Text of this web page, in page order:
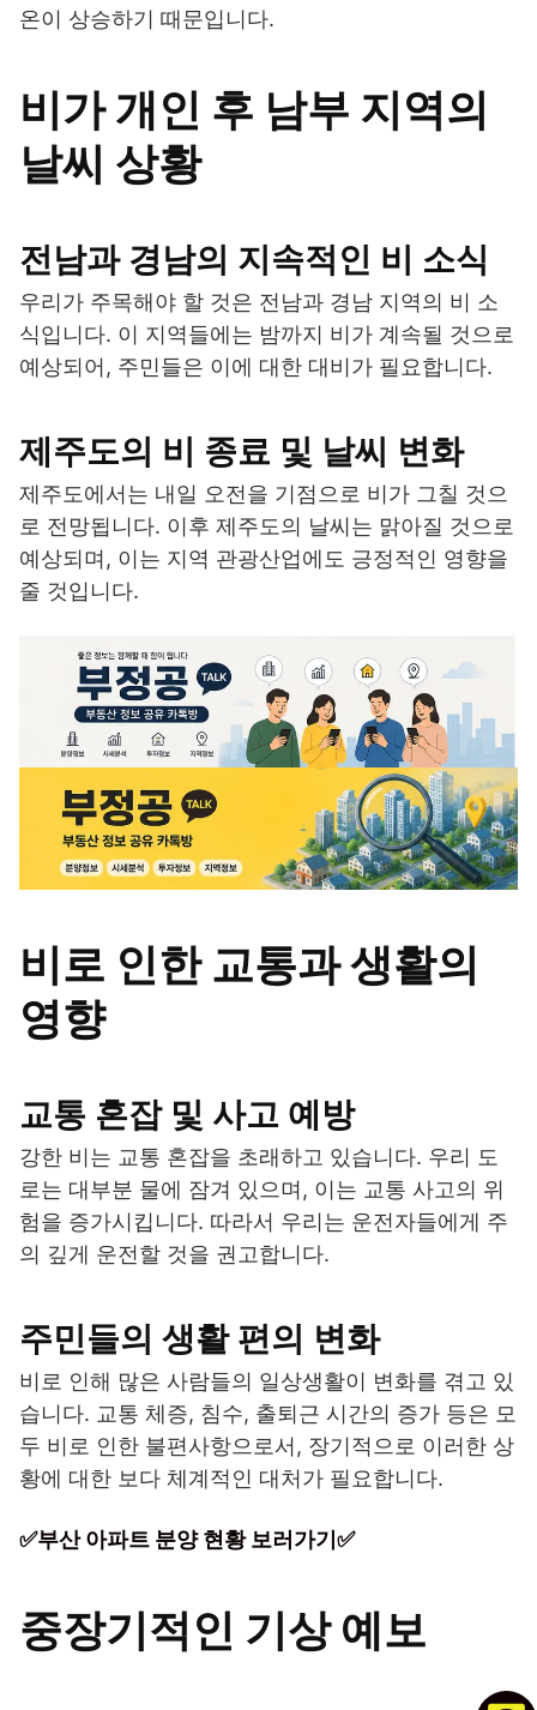
온이 상승하기 때문입니다.
비가 개인 후 남부 지역의
날씨 상황
전남과 경남의 지속적인 비 소식
우리가 주목해야 할 것은 전남과 경남 지역의 비 소
식입니다. 이 지역들에는 밤까지 비가 계속될 것으로
예상되어, 주민들은 이에 대한 대비가 필요합니다.
제주도의 비 종료 및 날씨 변화
제주도에서는 내일 오전을 기점으로 비가 그칠 것으
로 전망됩니다. 이후 제주도의 날씨는 맑아질 것으로
예상되며, 이는 지역 관광산업에도 긍정적인 영향을
줄 것입니다.
비로 인한 교통과 생활의
영향
교통 혼잡 및 사고 예방
강한 비는 교통 혼잡을 초래하고 있습니다. 우리 도
로는 대부분 물에 잠겨 있으며, 이는 교통 사고의 위
험을 증가시킵니다. 따라서 우리는 운전자들에게 주
의 깊게 운전할 것을 권고합니다.
주민들의 생활 편의 변화
비로 인해 많은 사람들의 일상생활이 변화를 겪고 있
습니다. 교통 체증, 침수, 출퇴근 시간의 증가 등은 모
두 비로 인한 불편사항으로서, 장기적으로 이러한 상
황에 대한 보다 체계적인 대처가 필요합니다.
✅부산 아파트 분양 현황 보러가기✅
중장기적인 기상 예보